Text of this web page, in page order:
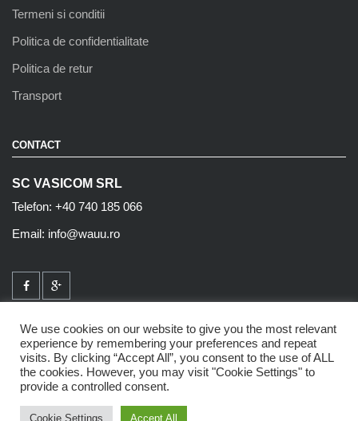
Termeni si conditii
Politica de confidentialitate
Politica de retur
Transport
CONTACT
SC VASICOM SRL
Telefon: +40 740 185 066
Email: info@wauu.ro
2015 Wauu - Toate drepturile rezervate
We use cookies on our website to give you the most relevant
experience by remembering your preferences and repeat
visits. By clicking “Accept All”, you consent to the use of ALL
the cookies. However, you may visit "Cookie Settings" to
provide a controlled consent.
Cookie Settings Accept All